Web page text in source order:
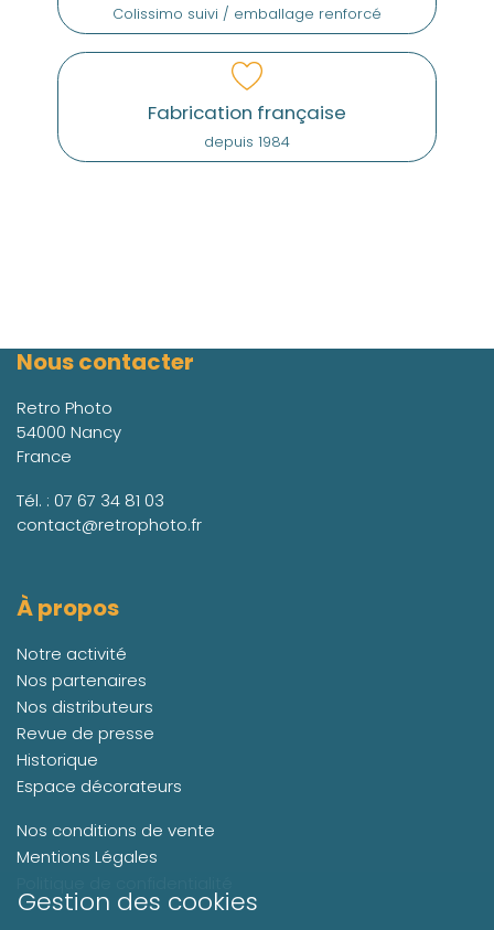
Gestion des cookies
Colissimo suivi / emballage renforcé
Fabrication française
depuis 1984
Nous contacter
Retro Photo
54000 Nancy
France
Tél. : 07 67 34 81 03
contact@retrophoto.fr
À propos
Notre activité
Nos partenaires
Nos distributeurs
Revue de presse
Historique
Espace décorateurs
Nos conditions de vente
Mentions Légales